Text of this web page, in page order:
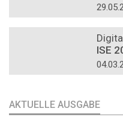
ISE
AKTUELLE AUSGABE